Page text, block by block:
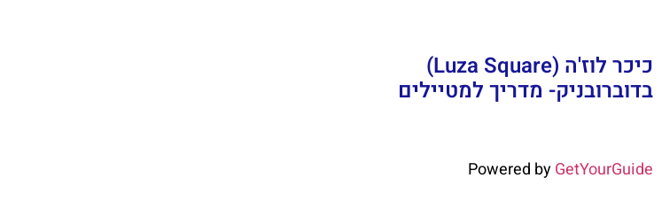
כיכר לוז'ה (Luza Square)
בדוברובניק- מדריך למטיילים
Powered byGetYourGuide